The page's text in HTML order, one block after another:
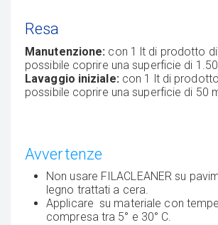
Resa
Manutenzione: con 1 lt di prodotto
possibile coprire una superficie di
Lavaggio iniziale:con 1 lt di
possibile coprire una superficie di 50
Avvertenze
Non usare FILACLEANER su
legno trattati a cera.
Applicare su materiale con
compresa tra 5° e 30° C.